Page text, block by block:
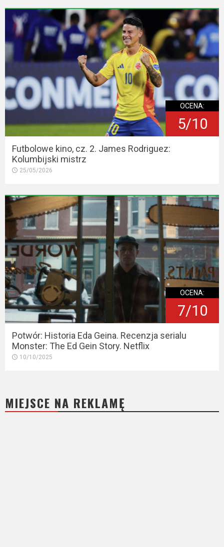
OCENA:
5/10
Futbolowe kino, cz. 2. James Rodriguez:
Kolumbijski mistrz
25/05/2026
OCENA:
7/10
Potwór: Historia Eda Geina. Recenzja serialu
Monster: The Ed Gein Story. Netflix
10/10/2025
MIEJSCE NA REKLAMĘ